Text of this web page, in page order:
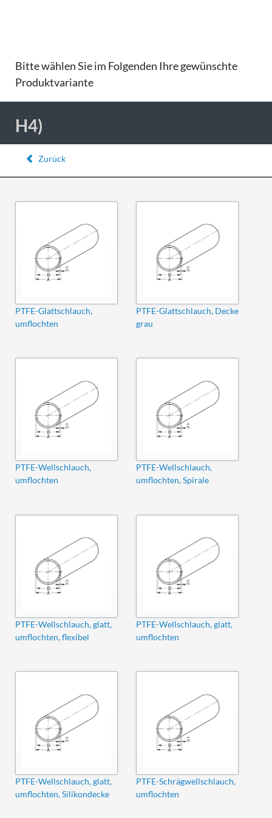
Bitte wählen Sie im Folgenden Ihre gewünschte
Produktvariante
H4)
Zurück
PTFE-Glattschlauch,
umflochten
PTFE-Glattschlauch, Decke
grau
PTFE-Wellschlauch,
umflochten
PTFE-Wellschlauch,
umflochten, Spirale
PTFE-Wellschlauch, glatt,
umflochten, flexibel
PTFE-Wellschlauch, glatt,
umflochten
PTFE-Wellschlauch, glatt,
umflochten, Silikondecke
PTFE-Schrägwellschlauch,
umflochten